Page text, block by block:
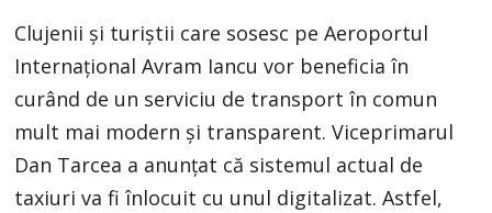
Clujenii și turiștii care sosesc pe Aeroportul
Internațional Avram Iancu vor beneficia în
curând de un serviciu de transport în comun
mult mai modern și transparent. Viceprimarul
Dan Tarcea a anunțat că sistemul actual de
taxiuri va fi înlocuit cu unul digitalizat. Astfel,